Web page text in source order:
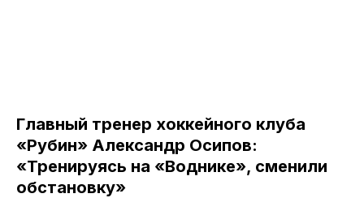
Главный тренер хоккейного клуба
«Рубин» Александр Осипов:
«Тренируясь на «Воднике», сменили
обстановку»